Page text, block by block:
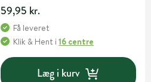
59,95 kr.
Få leveret
Klik & Hent i16 centre
Læg i kurv